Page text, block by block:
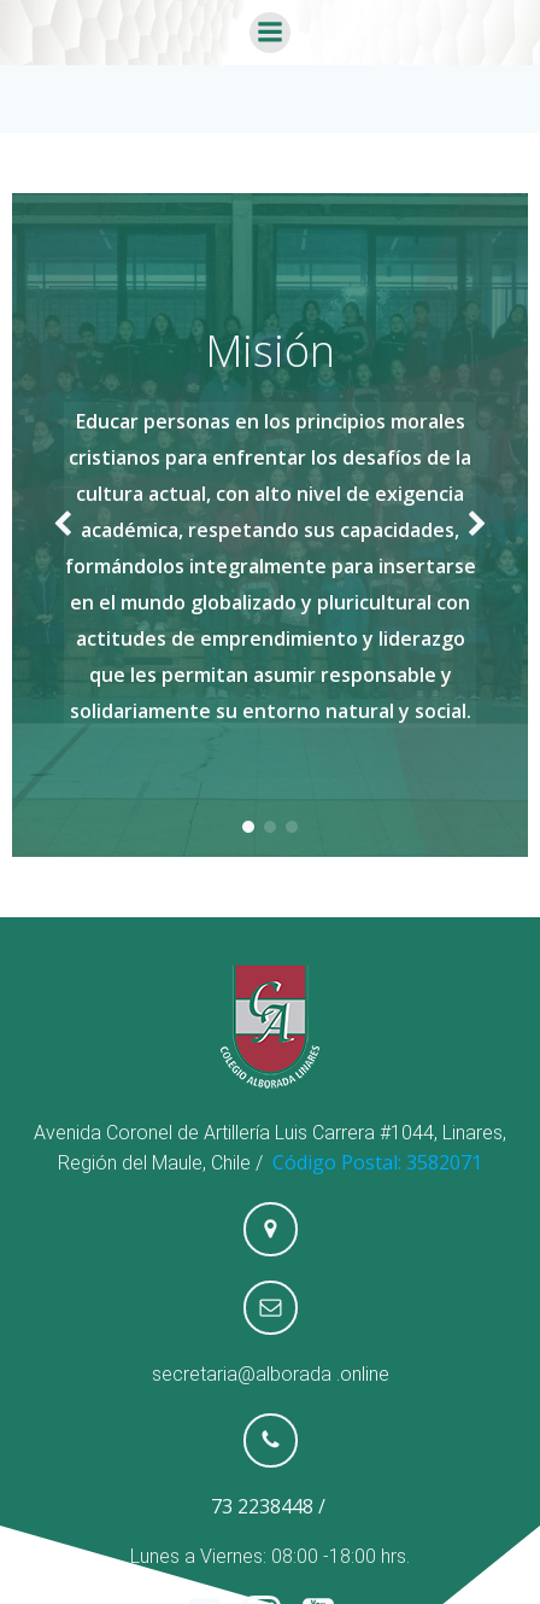
Saltar
al
los principios morales
los desafíos de la
alto nivel de exigencia
sus capacidades,
para insertarse
y pluricultural con
y liderazgo
asumir responsable y
entorno natural y social.
Aspiramos a
social,
excelencia en
artístico y valórico,
un referente
convivencia
Avenida Coronel de Artillería Luis Carrera #1044, Linares,
Región del Maule, Chile / Código Postal: 3582071
secretaria@alborada .online
73 2238448 /
Lunes a Viernes: 08:00 -18:00 hrs.